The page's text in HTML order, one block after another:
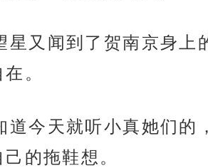
星又闻到了贺南京身上
。
道今天就听小真她们的
的拖鞋想。